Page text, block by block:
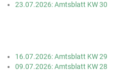
23.07.2026: Amtsblatt KW 30
16.07.2026: Amtsblatt KW 29
09.07.2026: Amtsblatt KW 28